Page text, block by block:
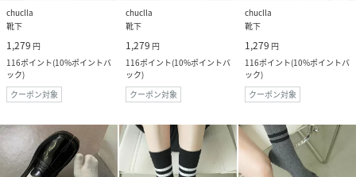
chuclla
靴下
1,279 円
116ポイント(10%ポイントバ
ック)
クーポン対象
chuclla
靴下
1,279 円
116ポイント(10%ポイントバ
ック)
クーポン対象
chuclla
靴下
1,279 円
116ポイント(10%ポイントバ
ック)
クーポン対象